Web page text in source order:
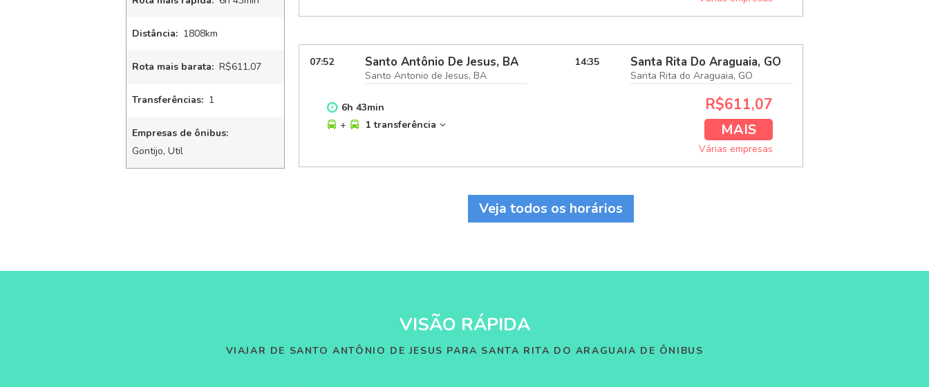
Distância: 1808km
Rota mais barata: R$611,07
Transferências: 1
Empresas de ônibus:
Gontijo, Util
07:52 Santo Antônio De Jesus, BA
Santo Antonio de Jesus, BA
14:35 Santa Rita Do Araguaia, GO
Santa Rita do Araguaia, GO
6h 43min
+
1 transferência
R$611,07
MAIS
Várias empresas
Veja todos os horários
VISÃO RÁPIDA
VIAJAR DE SANTO ANTÔNIO DE JESUS PARA SANTA RITA DO ARAGUAIA DE ÔNIBUS